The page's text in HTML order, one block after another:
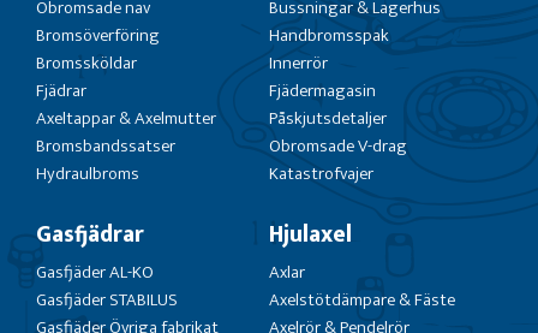
Obromsade nav
Bromsöverföring
Bromssköldar
Fjädrar
Axeltappar & Axelmutter
Bromsbandssatser
Hydraulbroms
Bussningar & Lagerhus
Handbromsspak
Innerrör
Fjädermagasin
Påskjutsdetaljer
Obromsade V-drag
Katastrofvajer
Gasfjädrar
Gasfjäder AL-KO
Gasfjäder STABILUS
Hjulaxel
Axlar
Axelstötdämpare & Fäste